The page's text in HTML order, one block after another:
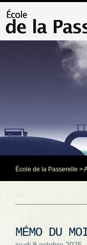
École de la Passerelle >
MÉMO DU